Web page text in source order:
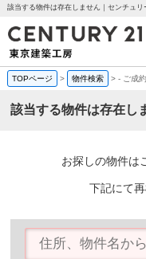
該当する物件は存在しません｜センチュリ
TOPページ > 物件検索 >- ご成
該当する物件は存在し
お探しの物件は
下記にて